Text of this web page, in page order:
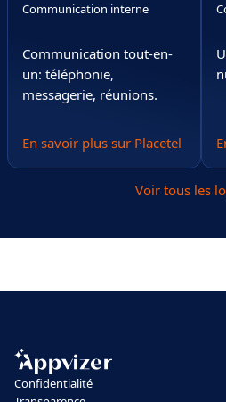
Communication interne
Communication tout-en-
un: téléphonie,
messagerie, réunions.
En savoir plus sur Placetel
Voir tous les
Confidentialité